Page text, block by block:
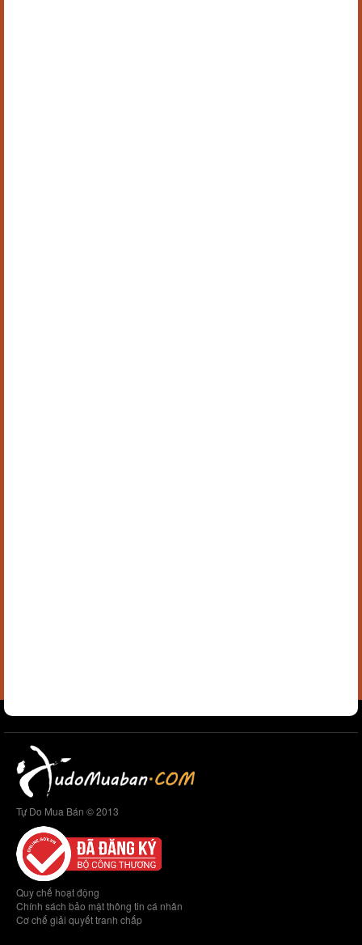
Tự Do Mua Bán © 2013
Quy chế hoạt động
Chính sách bảo mật thông tin cá nhân
Cơ chế giải quyết tranh chấp